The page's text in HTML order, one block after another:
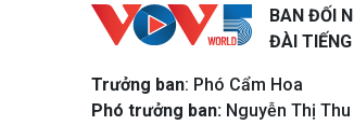
BAN ĐỐI
ĐÀI
Trưởng ban: Phó Cẩm Hoa
Phó trưởng ban: Nguyễn Thị Thu